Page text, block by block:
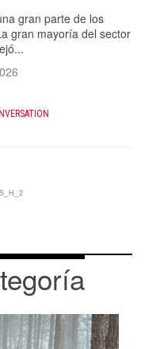
gran parte de los
gran mayoría del sector